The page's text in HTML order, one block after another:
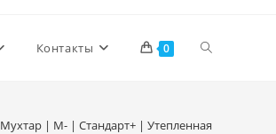
Контакты 0
Мухтар | М- | Стандарт+ | Утепленная